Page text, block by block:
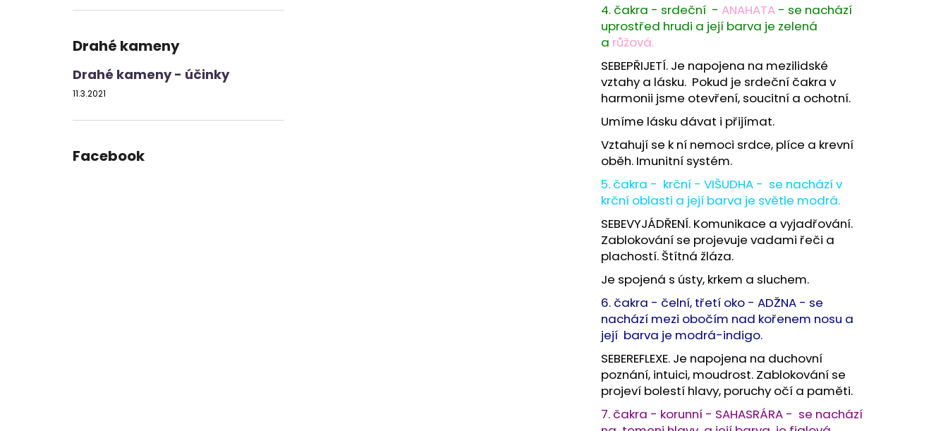
Drahé kameny
Drahé kameny - účinky
11.3.2021
Facebook
4. čakra - srdeční - ANAHATA - se nachází
uprostřed hrudi a její barva je zelená
a růžová.
SEBEPŘIJETÍ. Je napojena na mezilidské
vztahy a lásku. Pokud je srdeční čakra v
harmonii jsme otevření, soucitní a ochotní.
Umíme lásku dávat i přijímat.
Vztahují se k ní nemoci srdce, plíce a krevní
oběh. Imunitní systém.
5. čakra - krční - VIŠUDHA - se nachází v
krční oblasti a její barva je světle modrá.
SEBEVYJÁDŘENÍ. Komunikace a vyjadřování.
Zablokování se projevuje vadami řeči a
plachostí. Štítná žláza.
Je spojená s ústy, krkem a sluchem.
6. čakra - čelní, třetí oko - ADŽNA - se
nachází mezi obočím nad kořenem nosu a
její barva je modrá-indigo.
SEBEREFLEXE. Je napojena na duchovní
poznání, intuici, moudrost. Zablokování se
projeví bolestí hlavy, poruchy očí a paměti.
7. čakra - korunní - SAHASRÁRA - se nachází